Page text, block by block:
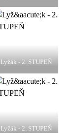
Lyžák - 2. STUPEŇ
Lyžák - 2. STUPEŇ